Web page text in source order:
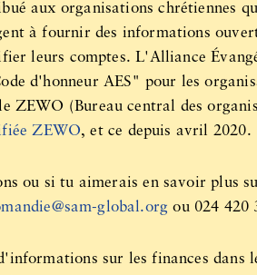
aux organisations chrétiennes
à fournir des informations
leurs comptes. L'Alliance
d'honneur AES" pour les
ZEWO (Bureau central des
ZEWO, et ce depuis avril 2020.
ou si tu aimerais en savoir plus
global.org ou 024 420
sur les finances dans